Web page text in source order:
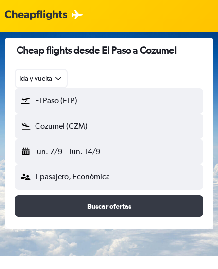
Cheap flights desde El Paso a Cozumel
Ida y vuelta
El Paso (ELP)
Cozumel (CZM)
lun. 7/9 - lun. 14/9
1 pasajero, Económica
Buscar ofertas